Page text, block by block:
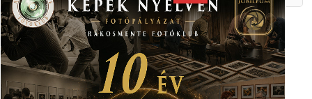
A nevem, email címem, és weboldalcímem mentése a
böngészőben a következő hozzászólásomhoz.